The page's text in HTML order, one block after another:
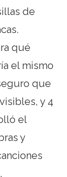
de
qué
el mismo
que
y 4
el
y